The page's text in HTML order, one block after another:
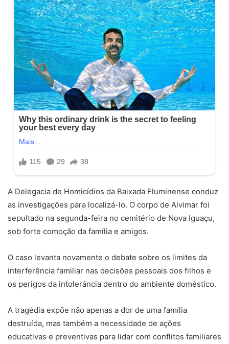
A Delegacia de Homicídios da Baixada Fluminense conduz
as investigações para localizá-lo. O corpo de Alvimar foi
sepultado na segunda-feira no cemitério de Nova Iguaçu,
sob forte comoção da família e amigos.
O caso levanta novamente o debate sobre os limites da
interferência familiar nas decisões pessoais dos filhos e
os perigos da intolerância dentro do ambiente doméstico.
A tragédia expõe não apenas a dor de uma família
destruída, mas também a necessidade de ações
educativas e preventivas para lidar com conflitos familiares